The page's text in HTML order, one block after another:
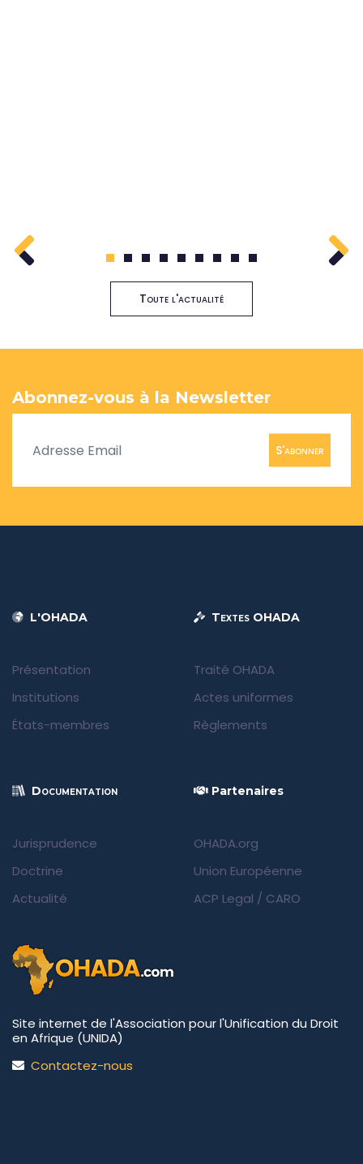
1 2 3 4 5 6 7 8 9
Toute l'actualité
Abonnez-vous à la Newsletter
S'abonner
L'OHADA
Présentation
Institutions
États-membres
Textes OHADA
Traité OHADA
Actes uniformes
Règlements
Documentation
Jurisprudence
Doctrine
Actualité
Partenaires
OHADA.org
Union Européenne
ACP Legal / CARO
Site internet de l'Association pour l'Unification du Droit
en Afrique (UNIDA)
Contactez-nous